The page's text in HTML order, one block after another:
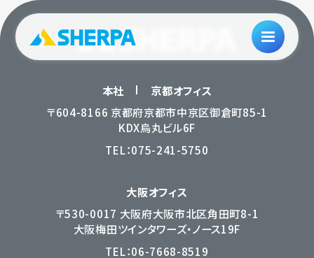
本社
京都オフィス
〒604-8166 京都府京都市中京区御倉町85-1
KDX烏丸ビル6F
TEL：075-241-5750
大阪オフィス
〒530-0017 大阪府大阪市北区角田町8-1
大阪梅田ツインタワーズ・ノース19F
TEL：06-7668-8519